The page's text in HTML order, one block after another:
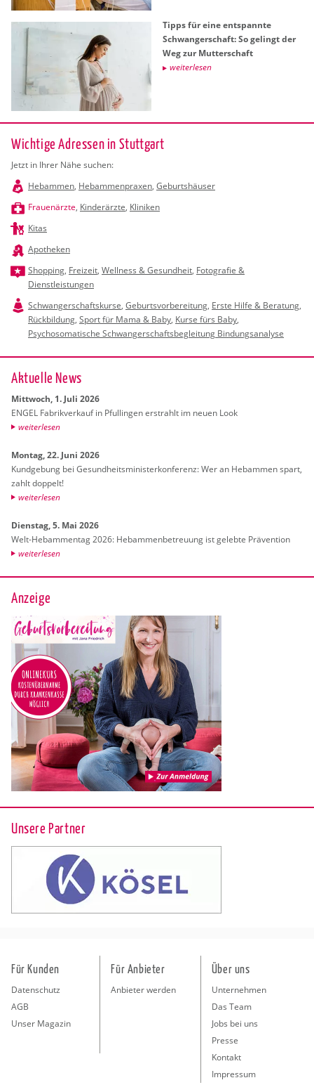
Tipps für eine ent­spann­te
Schwan­ger­schaft: So ge­lingt der
Weg zur Mut­ter­schaft
wei­ter­le­sen
Wichtige Adressen in Stuttgart
Jetzt in Ihrer Nähe suchen:
Hebammen, Hebammenpraxen, Geburtshäuser
Frauenärzte, Kinderärzte, Kliniken
Kitas
Apotheken
Shopping, Freizeit, Wellness & Gesundheit, Fotografie &
Dienstleistungen
Schwangerschaftskurse, Geburtsvorbereitung, Erste Hilfe & Beratung,
Rückbildung, Sport für Mama & Baby, Kurse fürs Baby,
Psychosomatische Schwangerschaftsbegleitung Bindungsanalyse
Ak­tu­el­le News
Mitt­woch, 1. Juli 2026
ENGEL Fa­brik­ver­kauf in Pful­lin­gen er­strahlt im neuen Look
wei­ter­le­sen
Mon­tag, 22. Juni 2026
Kund­ge­bung bei Ge­sund­heits­mi­nis­ter­kon­fe­renz: Wer an Heb­am­men spart,
zahlt dop­pelt!
wei­ter­le­sen
Diens­tag, 5. Mai 2026
Welt-Heb­am­men­tag 2026: Heb­am­men­be­treu­ung ist ge­leb­te Prä­ven­ti­on
wei­ter­le­sen
Anzeige
Unsere Partner
Für Kunden
Datenschutz
AGB
Unser Magazin
Für Anbieter
Anbieter werden
Über uns
Unternehmen
Das Team
Jobs bei uns
Presse
Kontakt
Impressum